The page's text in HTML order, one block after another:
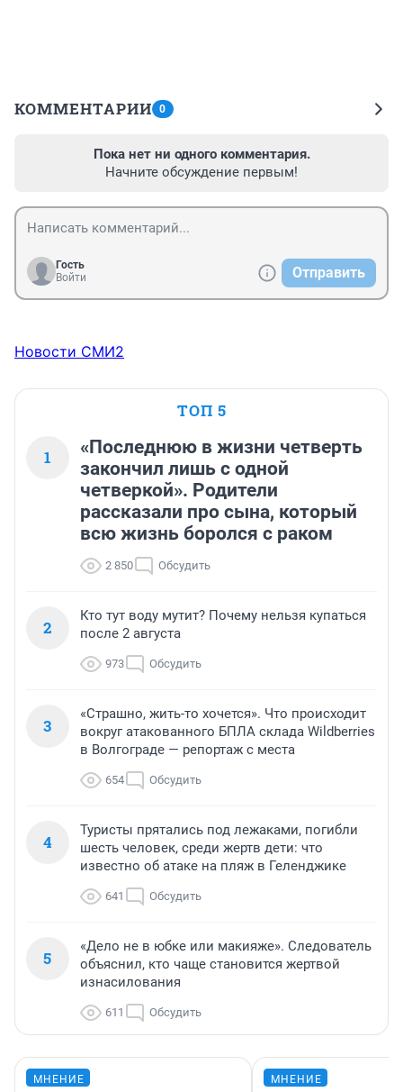
КОММЕНТАРИИ 0
Пока нет ни одного комментария.
Начните обсуждение первым!
Гость
Войти
Отправить
Новости СМИ2
ТОП 5
1
«Последнюю в жизни четверть
закончил лишь с одной
четверкой». Родители
рассказали про сына, который
всю жизнь боролся с раком
2 850 Обсудить
2
Кто тут воду мутит? Почему нельзя купаться
после 2 августа
973 Обсудить
3
«Страшно, жить-то хочется». Что происходит
вокруг атакованного БПЛА склада Wildberries
в Волгограде — репортаж с места
654 Обсудить
4
Туристы прятались под лежаками, погибли
шесть человек, среди жертв дети: что
известно об атаке на пляж в Геленджике
641 Обсудить
5
«Дело не в юбке или макияже». Следователь
объяснил, кто чаще становится жертвой
изнасилования
611 Обсудить
МНЕНИЕ МНЕНИЕ